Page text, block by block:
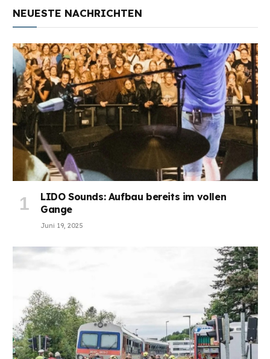
NEUESTE NACHRICHTEN
LIDO Sounds: Aufbau bereits im vollen
Gange
Juni 19, 2025